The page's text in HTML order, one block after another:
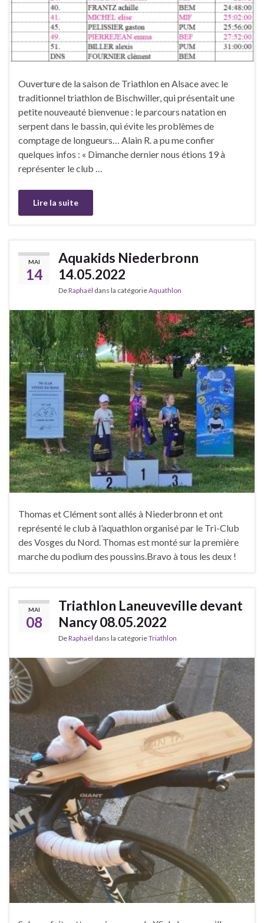
Ouverture de la saison de Triathlon en Alsace avec le
traditionnel triathlon de Bischwiller, qui présentait une
petite nouveauté bienvenue : le parcours natation en
serpent dans le bassin, qui évite les problèmes de
comptage de longueurs… Alain R. a pu me confier
quelques infos : « Dimanche dernier nous étions 19 à
représenter le club …
Lire la suite
MAI
14
Aquakids Niederbronn
14.05.2022
DeRaphaël dans la catégorieAquathlon
Thomas et Clément sont allés à Niederbronn et ont
représenté le club à l’aquathlon organisé par le Tri-Club
des Vosges du Nord. Thomas est monté sur la première
marche du podium des poussins.Bravo à tous les deux !
MAI
08
Triathlon Laneuveville devant
Nancy 08.05.2022
DeRaphaël dans la catégorieTriathlon